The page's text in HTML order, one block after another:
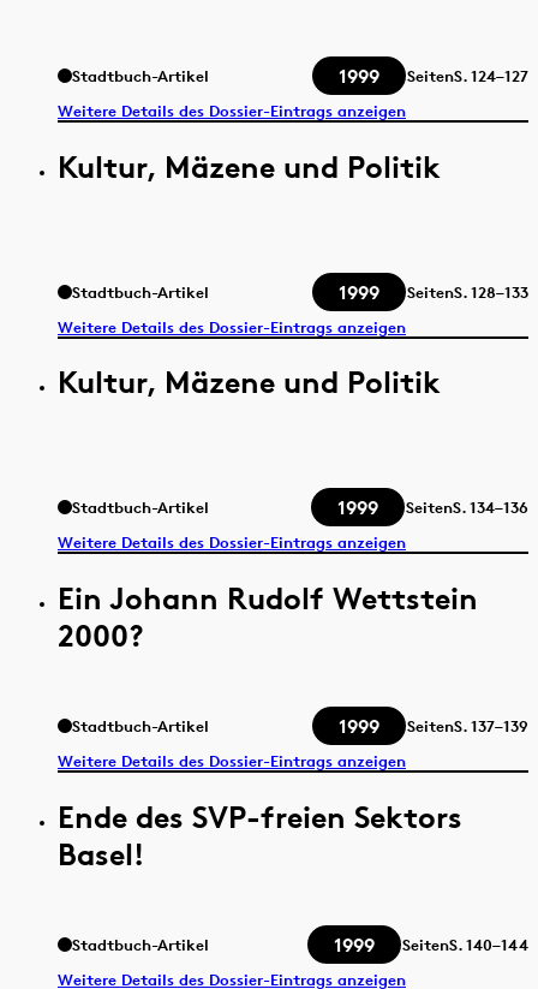
Stadtbuch-Artikel 1999 SeitenS.124–127
Weitere Details des Dossier-Eintrags anzeigen
Kultur, Mäzene und Politik
Stadtbuch-Artikel 1999 SeitenS.128–133
Weitere Details des Dossier-Eintrags anzeigen
Kultur, Mäzene und Politik
Stadtbuch-Artikel 1999 SeitenS.134–136
Weitere Details des Dossier-Eintrags anzeigen
Ein Johann Rudolf Wettstein
2000?
Stadtbuch-Artikel 1999 SeitenS.137–139
Weitere Details des Dossier-Eintrags anzeigen
Ende des SVP-freien Sektors
Basel!
Stadtbuch-Artikel 1999 SeitenS.140–144
Weitere Details des Dossier-Eintrags anzeigen